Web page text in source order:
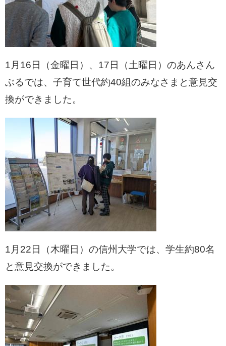
1月16日（金曜日）、17日（土曜日）のあんさん
ぶるでは、子育て世代約40組のみなさまと意見交
換ができました。
1月22日（木曜日）の信州大学では、学生約80名
と意見交換ができました。